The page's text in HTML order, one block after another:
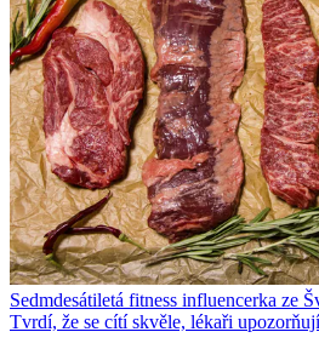
Sedmdesátiletá fitness influencerka ze
Tvrdí, že se cítí skvěle, lékaři